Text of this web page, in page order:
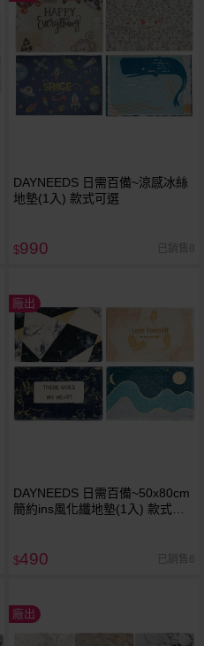
DAYNEEDS 日需百備~涼感冰絲
地墊(1入) 款式可選
$990 已銷售8
廠出
DAYNEEDS 日需百備~50x80cm
簡約ins風化纖地墊(1入) 款式可
$490 已銷售6
廠出